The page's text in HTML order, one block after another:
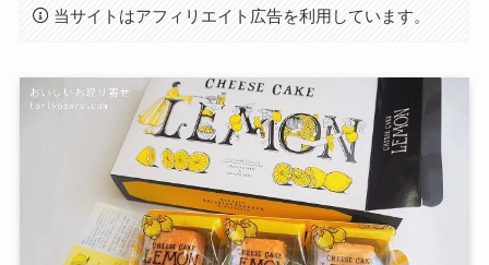
当サイトはアフィリエイト広告を利用しています。